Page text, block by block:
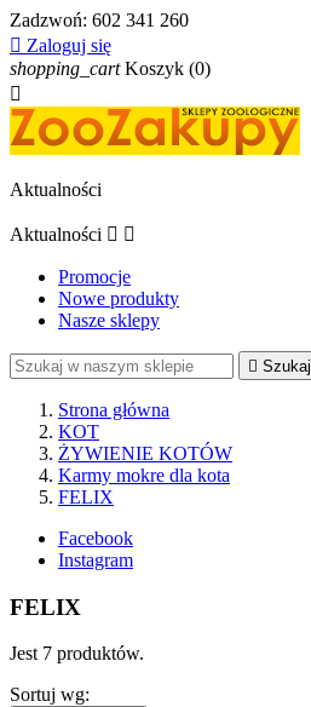
Zadzwoń: 602 341 260
 Zaloguj się
shopping_cart Koszyk (0)

Aktualności
Aktualności  
Promocje
Nowe produkty
Nasze sklepy
 Szukaj
Strona główna
KOT
ŻYWIENIE KOTÓW
Karmy mokre dla kota
FELIX
Facebook
Instagram
FELIX
Jest 7 produktów.
Sortuj wg: